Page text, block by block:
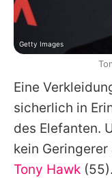
Eine
sicherlich in
des Elefanten.
kein
Tony Hawk
Getty Images